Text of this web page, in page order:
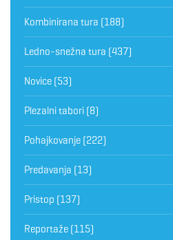
Kombinirana tura (188)
Ledno-snežna tura (437)
Novice (53)
Plezalni tabori (8)
Pohajkovanje (222)
Predavanja (13)
Pristop (137)
Reportaže (115)